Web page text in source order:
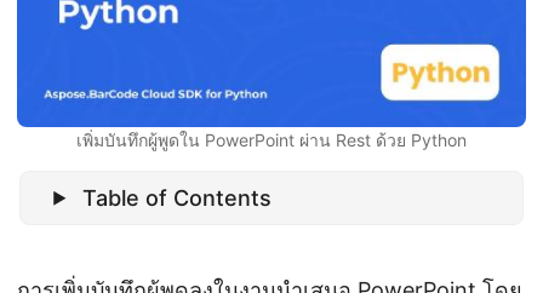
เพิ่มบันทึกผู้พูดใน PowerPoint ผ่าน Rest ด้วย Python
Table of Contents